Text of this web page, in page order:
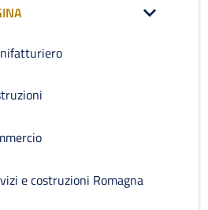
e costruzioni Romagna